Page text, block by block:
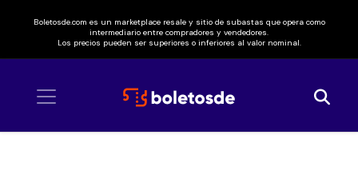
Boletosde.com es un marketplace resale y sitio de subastas que opera como
intermediario entre compradores y vendedores.
Los precios pueden ser superiores o inferiores al valor nominal.